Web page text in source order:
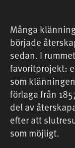
Många
började
sedan. I
favoritprojekt:
som
förlaga från
del av
efter att
som möjligt.